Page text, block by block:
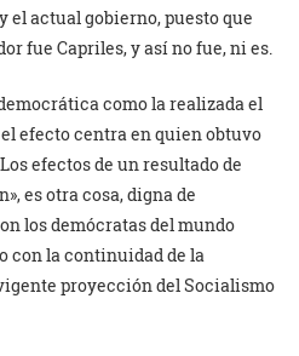
el actual gobierno, puesto que
fue Capriles, y así no fue, ni es.
como la realizada el
el efecto centra en quien obtuvo
efectos de un resultado de
es otra cosa, digna de
los demócratas del mundo
con la continuidad de la
proyección del Socialismo